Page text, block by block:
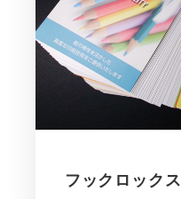
フックロックス